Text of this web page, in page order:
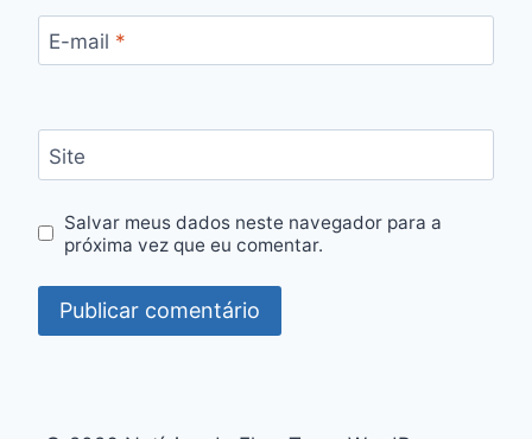
E-mail *
Site
Salvar meus dados neste navegador para a
próxima vez que eu comentar.